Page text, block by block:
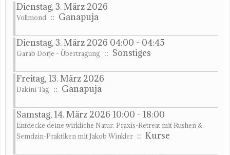
Dienstag, 3. März 2026
Vollmond :: Ganapuja
Dienstag, 3. März 2026 04:00 - 04:45
Garab Dorje - Übertragung :: Sonstiges
Freitag, 13. März 2026
Dakini Tag :: Ganapuja
Samstag, 14. März 2026 10:00 - 18:00
Entdecke deine wirkliche Natur: Praxis-Retreat mit Rushen &
Semdzin-Praktiken mit Jakob Winkler :: Kurse